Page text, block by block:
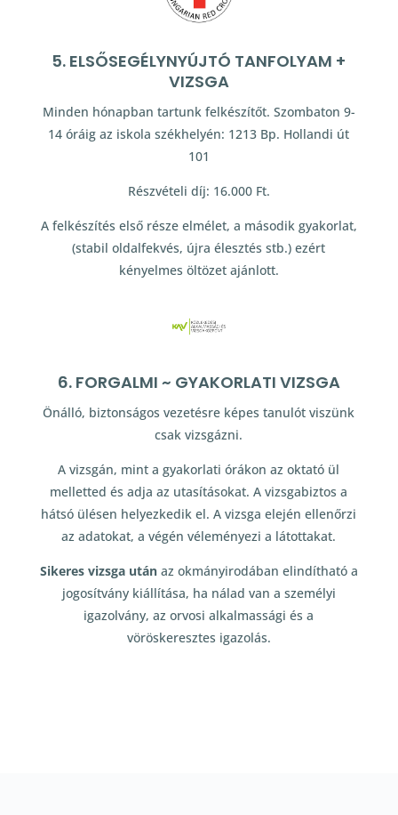
5. ELSŐSEGÉLYNYÚJTÓ TANFOLYAM +
VIZSGA
Minden hónapban tartunk felkészítőt. Szombaton 9-
14 óráig az iskola székhelyén: 1213 Bp. Hollandi út
101
Részvételi díj: 16.000 Ft.
A felkészítés első része elmélet, a második gyakorlat,
(stabil oldalfekvés, újra élesztés stb.) ezért
kényelmes öltözet ajánlott.
6. FORGALMI ~ GYAKORLATI VIZSGA
Önálló, biztonságos vezetésre képes tanulót viszünk
csak vizsgázni.
A vizsgán, mint a gyakorlati órákon az oktató ül
melletted és adja az utasításokat. A vizsgabiztos a
hátsó ülésen helyezkedik el. A vizsga elején ellenőrzi
az adatokat, a végén véleményezi a látottakat.
Sikeres vizsga utánaz okmányirodában elindítható a
jogosítvány kiállítása, ha nálad van a személyi
igazolvány, az orvosi alkalmassági és a
vöröskeresztes igazolás.